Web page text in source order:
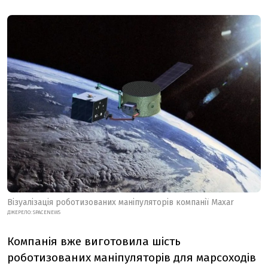
Візуалізація роботизованих маніпуляторів компанії Maxar
ДЖЕРЕЛО: SPACENEWS
Компанія вже виготовила шість
роботизованих маніпуляторів для марсоходів